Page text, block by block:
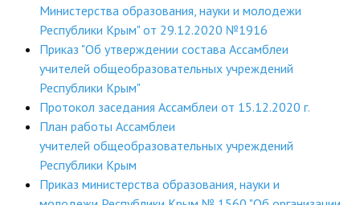
КОНТАКТЫ
Министерства образования, науки и молодежи
Республики Крым" от 29.12.2020 №1916
Приказ "Об утверждении состава Ассамблеи
учителей общеобразовательных учреждений
Республики Крым"
Протокол заседания Ассамблеи от 15.12.2020 г.
План работы Ассамблеи
учителей общеобразовательных учреждений
Республики Крым
Приказ министерства образования, науки и